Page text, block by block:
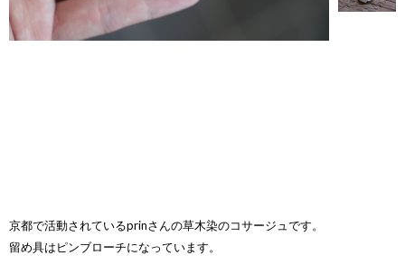
京都で活動されているprinさんの草木染のコサージュです。
留め具はピンブローチになっています。